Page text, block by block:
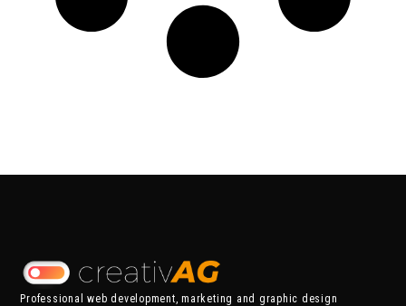
Professional web development, marketing and graphic design